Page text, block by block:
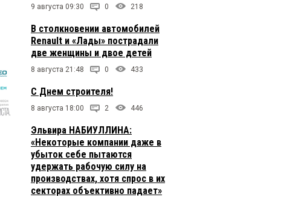
9 августа 09:30 0 218
В столкновении автомобилей
Renault и «Лады» пострадали
две женщины и двое детей
8 августа 21:48 0 433
С Днем строителя!
8 августа 18:00 2 446
Эльвира НАБИУЛЛИНА:
«Некоторые компании даже в
убыток себе пытаются
удержать рабочую силу на
производствах, хотя спрос в их
секторах объективно падает»